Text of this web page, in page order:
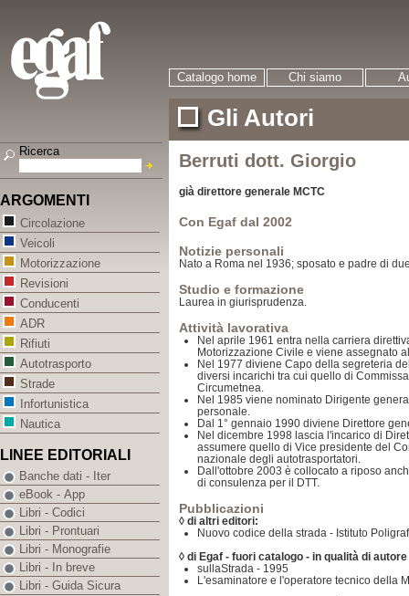
Catalogo home Chi siamo
Gli Autori
Berruti dott. Giorgio
già direttore generale MCTC
Con Egaf dal 2002
Notizie personali
Nato a Roma nel 1936; sposato e padre di
Studio e formazione
Laurea in giurisprudenza.
Attività lavorativa
Nel aprile 1961 entra nella carriera
Motorizzazione Civile e viene assegnato
Nel 1977 diviene Capo della segreteria
diversi incarichi tra cui quello di
Circumetnea.
Nel 1985 viene nominato Dirigente
personale.
Dal 1° gennaio 1990 diviene Direttore
Nel dicembre 1998 lascia l'incarico di
assumere quello di Vice presidente del
nazionale degli autotrasportatori.
Dall'ottobre 2003 è collocato a riposo
di consulenza per il DTT.
Pubblicazioni
◊ di altri editori:
Nuovo codice della strada - Istituto
◊ di Egaf - fuori catalogo - in qualità di
sullaStrada - 1995
L'esaminatore e l'operatore tecnico della
Ricerca
ARGOMENTI
Circolazione
Veicoli
Motorizzazione
Revisioni
Conducenti
ADR
Rifiuti
Autotrasporto
Strade
Infortunistica
Nautica
LINEE EDITORIALI
Banche dati - Iter
eBook - App
Libri - Codici
Libri - Prontuari
Libri - Monografie
Libri - In breve
Libri - Guida Sicura